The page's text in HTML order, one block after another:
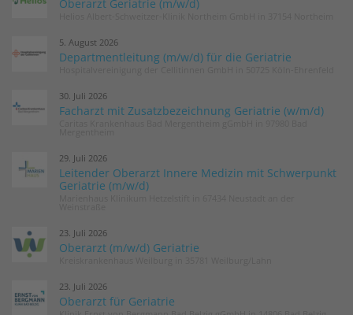
Oberarzt Geriatrie (m/w/d)
5. August 2026
Departmentleitung (m/w/d) für die Geriatrie
30. Juli 2026
Facharzt mit Zusatzbezeichnung Geriatrie (w/m/d)
29. Juli 2026
Leitender Oberarzt Innere Medizin mit Schwerpunkt
Geriatrie (m/w/d)
23. Juli 2026
Oberarzt (m/w/d) Geriatrie
23. Juli 2026
Oberarzt für Geriatrie